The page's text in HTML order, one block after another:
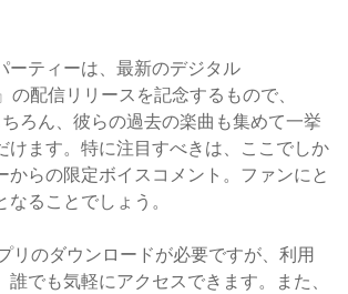
ーティーは、最新のデジタル
の配信リリースを記念するもので、
ろん、彼らの過去の楽曲も集めて一挙
けます。特に注目すべきは、ここでしか
からの限定ボイスコメント。ファンにと
ることでしょう。
リのダウンロードが必要ですが、利用
誰でも気軽にアクセスできます。また、